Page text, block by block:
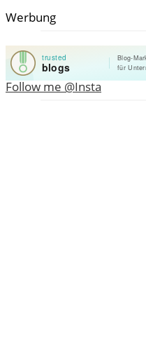
Werbung
Follow me @Insta